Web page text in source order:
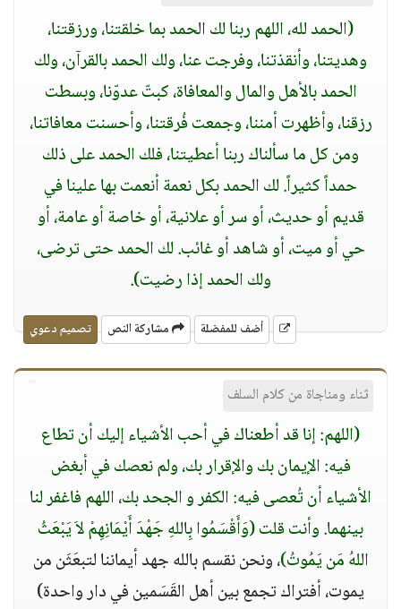
(الحمد لله، اللهم ربنا لك الحمد بما خلقتنا، ورزقتنا،
وهديتنا، وأنقذتنا، وفرجت عنا، ولك الحمد بالقرآن، ولك
الحمد بالأهل والمال والمعافاة، كبتّ عدوّنا، وبسطت
رزقنا، وأظهرت أمننا، وجمعت فُرقتنا، وأحسنت معافاتنا،
ومن كل ما سألناك ربنا أعطيتنا، فلك الحمد على ذلك
حمداً كثيراً. لك الحمد بكل نعمة أنعمت بها علينا في
قديم أو حديث، أو سر أو علانية، أو خاصة أو عامة، أو
حي أو ميت، أو شاهد أو غائب. لك الحمد حتى ترضى،
ولك الحمد إذا رضيت).
أضف للمفضلة مشاركة النص تصميم دعوي
ثناء ومناجاة من كلام السلف
(اللهم: إنا قد أطعناك في أحب الأشياء إليك أن تطاع
فيه: الإيمان بك والإقرار بك، ولم نعصك في أبغض
الأشياء أن تُعصى فيه: الكفر و الجحد بك، اللهم فاغفر لنا
بينهما. وأنت قلت (وَأَقْسَمُوا بِاللهِ جَهْدَ أَيْمَانِهِمْ لاَ يَبْعَثُ
اللهُ مَن يَمُوتُ)، ونحن نقسم بالله جهد أيماننا لتبعَثَن من
يموت، أفتراك تجمع بين أهل القَسَمين في دار واحدة)